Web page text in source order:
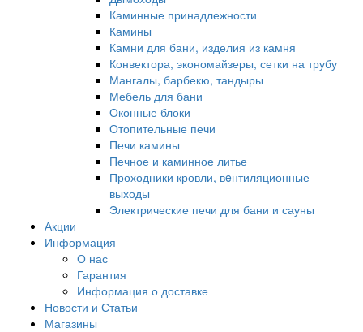
Каминные принадлежности
Камины
Камни для бани, изделия из камня
Конвектора, экономайзеры, сетки на трубу
Мангалы, барбекю, тандыры
Мебель для бани
Оконные блоки
Отопительные печи
Печи камины
Печное и каминное литье
Проходники кровли, вeнтиляционные
выходы
Электрические печи для бани и сауны
Акции
Информация
О нас
Гарантия
Информация о доставке
Новости и Статьи
Магазины